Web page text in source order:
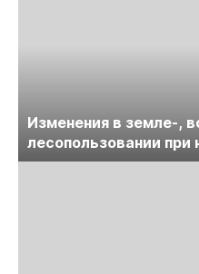
Изменения в земле-,
лесопользовании при
обсудят на семинаре